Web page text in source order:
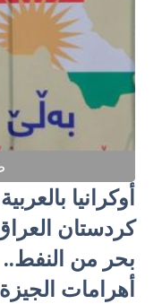
أوكرانيا
كردستان
بحر من
أهرامات الجيزة